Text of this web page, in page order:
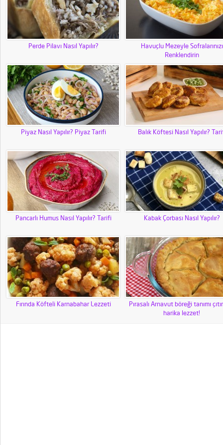
Perde Pilavı Nasıl Yapılır?
Havuçlu Mezeyle Sofralarınızı
Renklendirin
Piyaz Nasıl Yapılır? Piyaz Tarifi Balık Köftesi Nasıl Yapılır?
Pancarlı Humus Nasıl Yapılır? Tarifi Kabak Çorbası Nasıl Yapılır?
Fırında Köfteli Karnabahar Lezzeti
Pırasalı Arnavut böreği tanımı çıtır
harika lezzet!